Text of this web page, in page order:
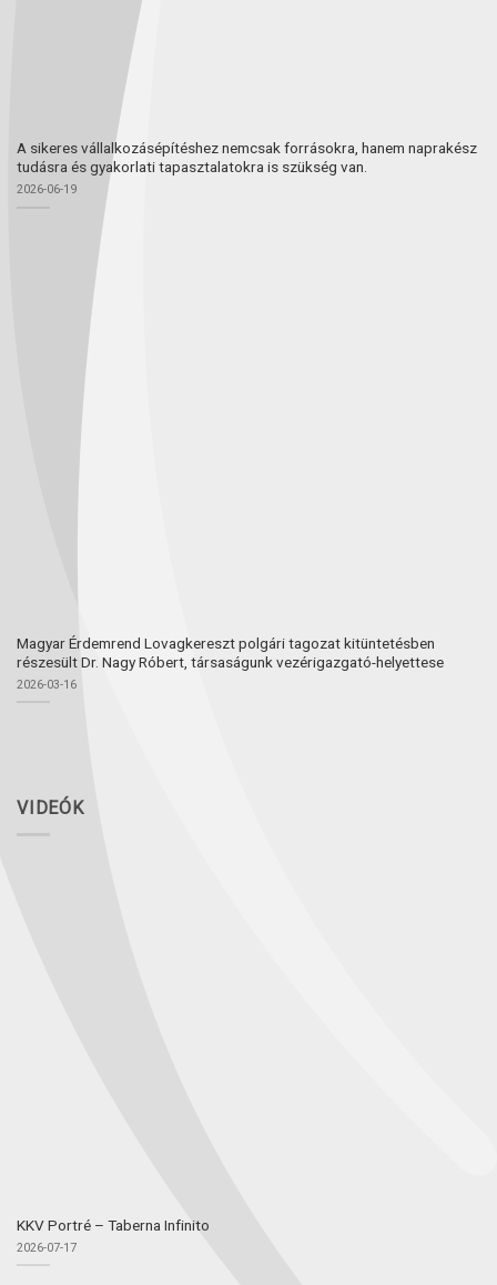
A sikeres vállalkozásépítéshez nemcsak forrásokra, hanem naprakész
tudásra és gyakorlati tapasztalatokra is szükség van.
2026-06-19
Magyar Érdemrend Lovagkereszt polgári tagozat kitüntetésben
részesült Dr. Nagy Róbert, társaságunk vezérigazgató-helyettese
2026-03-16
VIDEÓK
KKV Portré – Taberna Infinito
2026-07-17